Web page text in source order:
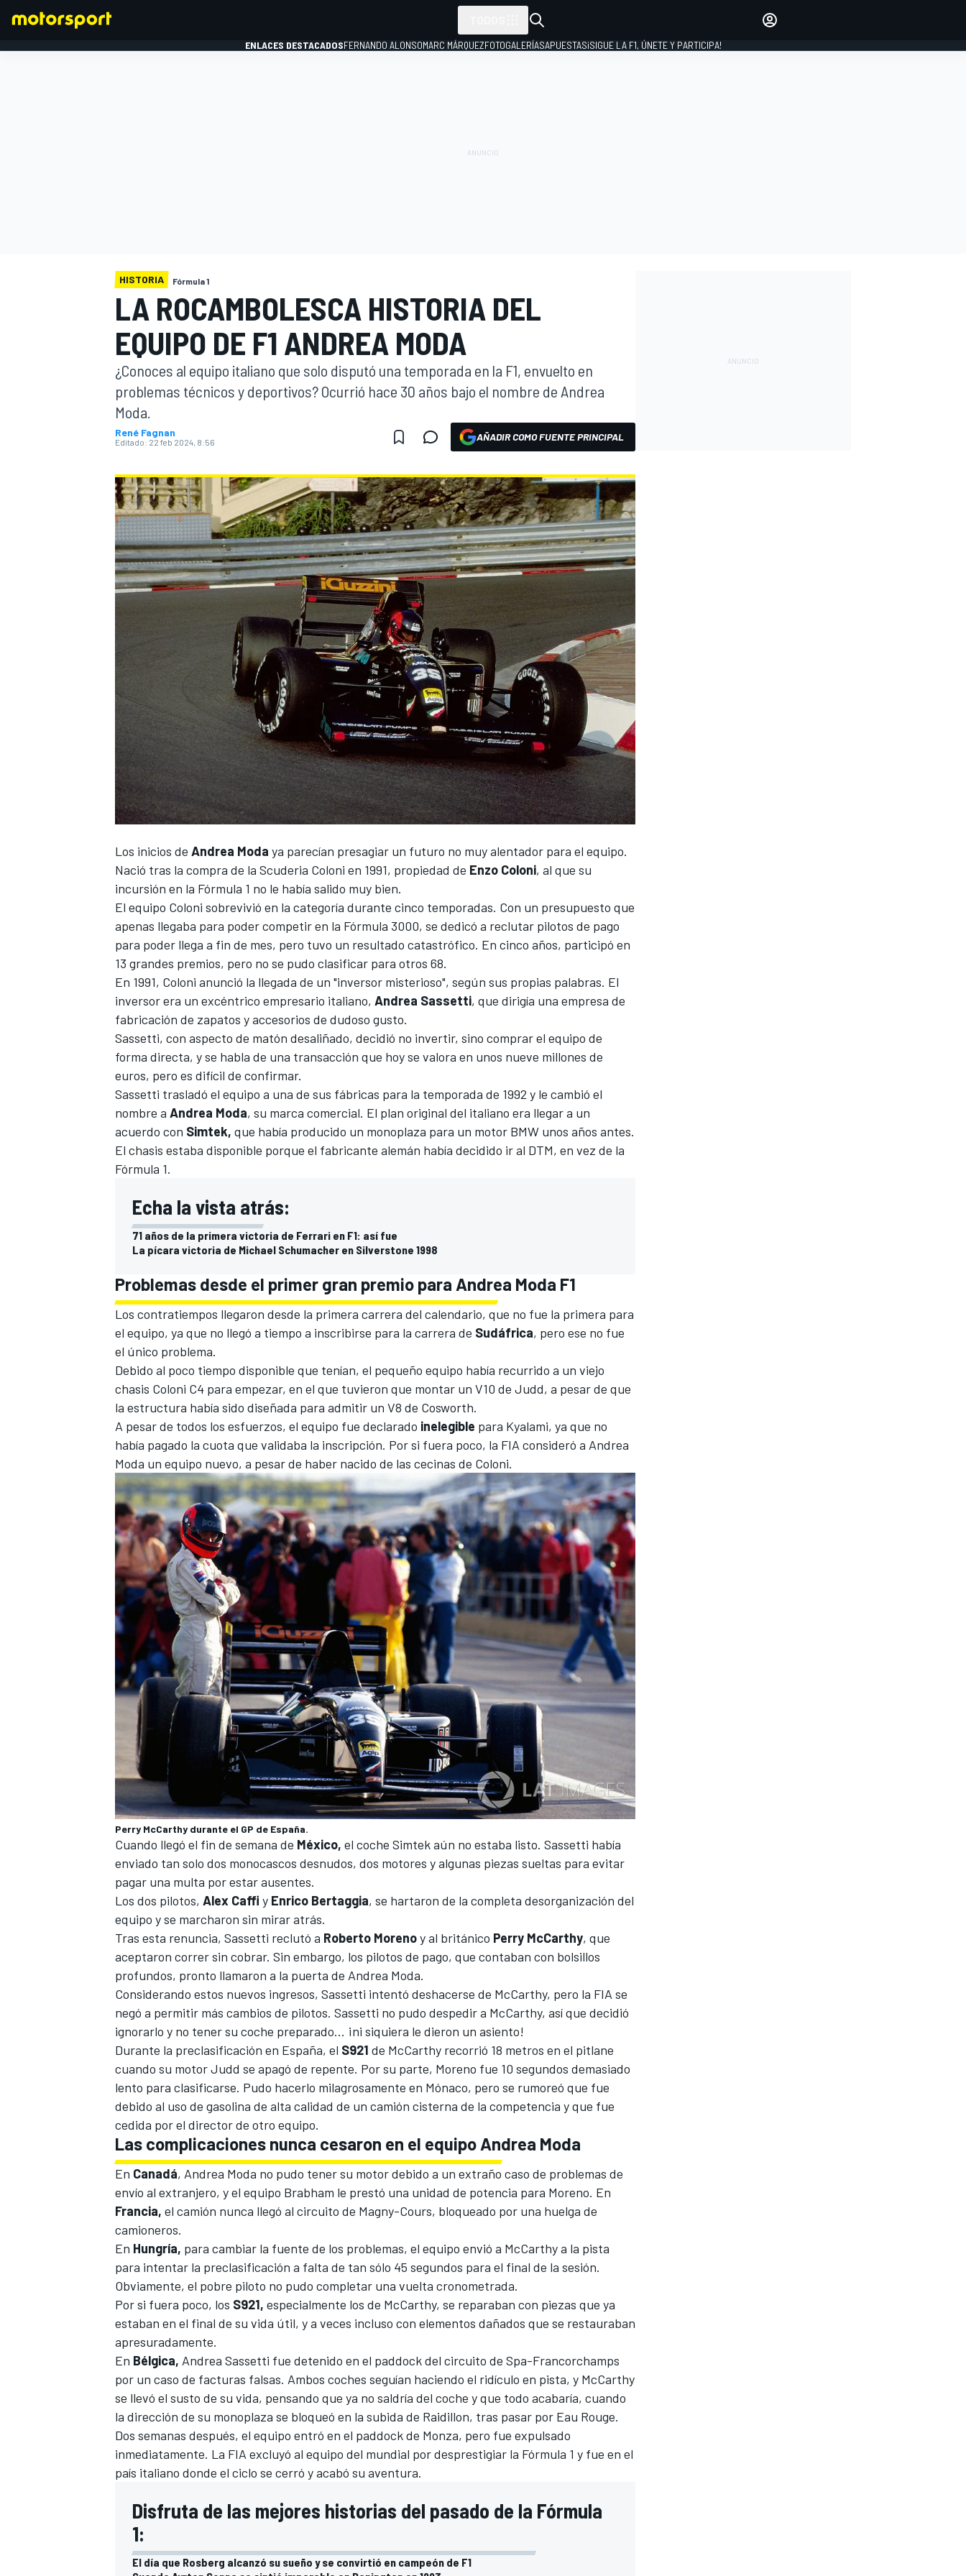
INDYCAR
WEC FÓRMULA E
MÁS CATEGORÍAS
ENLACES DESTACADOSFERNANDO ALONSOMARC MÁRQUEZFOTOGALERÍASAPUESTAS¡SIGUE LA F1, ÚNETE Y PARTICIPA!
HISTORIA Fórmula 1
LA ROCAMBOLESCA HISTORIA DEL
EQUIPO DE F1 ANDREA MODA
¿Conoces al equipo italiano que solo disputó una temporada en la F1, envuelto en
problemas técnicos y deportivos? Ocurrió hace 30 años bajo el nombre de Andrea
Moda.
René Fagnan
Editado: 22 feb 2024, 8:56 AÑADIR COMO FUENTE PRINCIPAL
Los inicios de Andrea Moda ya parecían presagiar un futuro no muy alentador para el equipo.
Nació tras la compra de la Scuderia Coloni en 1991, propiedad de Enzo Coloni, al que su
incursión en la Fórmula 1 no le había salido muy bien.
El equipo Coloni sobrevivió en la categoría durante cinco temporadas. Con un presupuesto que
apenas llegaba para poder competir en la Fórmula 3000, se dedicó a reclutar pilotos de pago
para poder llega a fin de mes, pero tuvo un resultado catastrófico. En cinco años, participó en
13 grandes premios, pero no se pudo clasificar para otros 68.
En 1991, Coloni anunció la llegada de un "inversor misterioso", según sus propias palabras. El
inversor era un excéntrico empresario italiano, Andrea Sassetti, que dirigía una empresa de
fabricación de zapatos y accesorios de dudoso gusto.
Sassetti, con aspecto de matón desaliñado, decidió no invertir, sino comprar el equipo de
forma directa, y se habla de una transacción que hoy se valora en unos nueve millones de
euros, pero es difícil de confirmar.
Sassetti trasladó el equipo a una de sus fábricas para la temporada de 1992 y le cambió el
nombre a Andrea Moda, su marca comercial. El plan original del italiano era llegar a un
acuerdo con Simtek, que había producido un monoplaza para un motor BMW unos años antes.
El chasis estaba disponible porque el fabricante alemán había decidido ir al DTM, en vez de la
Fórmula 1.
Echa la vista atrás:
71 años de la primera victoria de Ferrari en F1: así fue
La pícara victoria de Michael Schumacher en Silverstone 1998
Problemas desde el primer gran premio para Andrea Moda F1
Los contratiempos llegaron desde la primera carrera del calendario, que no fue la primera para
el equipo, ya que no llegó a tiempo a inscribirse para la carrera de Sudáfrica, pero ese no fue
el único problema.
Debido al poco tiempo disponible que tenían, el pequeño equipo había recurrido a un viejo
chasis Coloni C4 para empezar, en el que tuvieron que montar un V10 de Judd, a pesar de que
la estructura había sido diseñada para admitir un V8 de Cosworth.
A pesar de todos los esfuerzos, el equipo fue declarado inelegible para Kyalami, ya que no
había pagado la cuota que validaba la inscripción. Por si fuera poco, la FIA consideró a Andrea
Moda un equipo nuevo, a pesar de haber nacido de las cecinas de Coloni.
Perry McCarthy durante el GP de España.
Cuando llegó el fin de semana de México, el coche Simtek aún no estaba listo. Sassetti había
enviado tan solo dos monocascos desnudos, dos motores y algunas piezas sueltas para evitar
pagar una multa por estar ausentes.
Los dos pilotos, Alex Caffi y Enrico Bertaggia, se hartaron de la completa desorganización del
equipo y se marcharon sin mirar atrás.
Tras esta renuncia, Sassetti reclutó a Roberto Morenoy al británico Perry McCarthy, que
aceptaron correr sin cobrar. Sin embargo, los pilotos de pago, que contaban con bolsillos
profundos, pronto llamaron a la puerta de Andrea Moda.
Considerando estos nuevos ingresos, Sassetti intentó deshacerse de McCarthy, pero la FIA se
negó a permitir más cambios de pilotos. Sassetti no pudo despedir a McCarthy, así que decidió
ignorarlo y no tener su coche preparado... ¡ni siquiera le dieron un asiento!
Durante la preclasificación en España, el S921 de McCarthy recorrió 18 metros en el pitlane
cuando su motor Judd se apagó de repente. Por su parte, Moreno fue 10 segundos demasiado
lento para clasificarse. Pudo hacerlo milagrosamente en Mónaco, pero se rumoreó que fue
debido al uso de gasolina de alta calidad de un camión cisterna de la competencia y que fue
cedida por el director de otro equipo.
Las complicaciones nunca cesaron en el equipo Andrea Moda
En Canadá, Andrea Moda no pudo tener su motor debido a un extraño caso de problemas de
envío al extranjero, y el equipo Brabham le prestó una unidad de potencia para Moreno. En
Francia, el camión nunca llegó al circuito de Magny-Cours, bloqueado por una huelga de
camioneros.
En Hungría, para cambiar la fuente de los problemas, el equipo envió a McCarthy a la pista
para intentar la preclasificación a falta de tan sólo 45 segundos para el final de la sesión.
Obviamente, el pobre piloto no pudo completar una vuelta cronometrada.
Por si fuera poco, los S921, especialmente los de McCarthy, se reparaban con piezas que ya
estaban en el final de su vida útil, y a veces incluso con elementos dañados que se restauraban
apresuradamente.
En Bélgica, Andrea Sassetti fue detenido en el paddock del circuito de Spa-Francorchamps
por un caso de facturas falsas. Ambos coches seguían haciendo el ridículo en pista, y McCarthy
se llevó el susto de su vida, pensando que ya no saldría del coche y que todo acabaría, cuando
la dirección de su monoplaza se bloqueó en la subida de Raidillon, tras pasar por Eau Rouge.
Dos semanas después, el equipo entró en el paddock de Monza, pero fue expulsado
inmediatamente. La FIA excluyó al equipo del mundial por desprestigiar la Fórmula 1 y fue en el
país italiano donde el ciclo se cerró y acabó su aventura.
Disfruta de las mejores historias del pasado de la Fórmula
1:
El día que Rosberg alcanzó su sueño y se convirtió en campeón de F1